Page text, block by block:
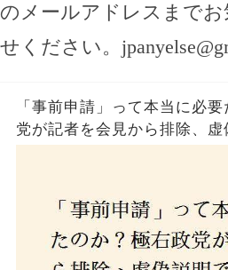
のメールアドレスまで
せください。
「事前申請」って本当に必
党が記者を会見から排除、